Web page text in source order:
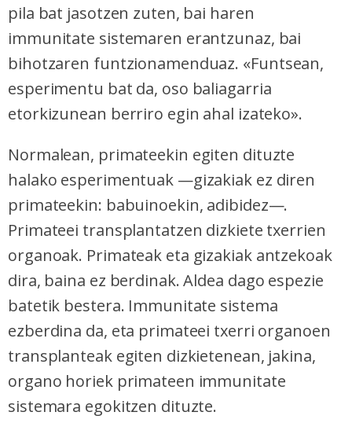
pila bat jasotzen zuten, bai haren
immunitate sistemaren erantzunaz, bai
bihotzaren funtzionamenduaz. «Funtsean,
esperimentu bat da, oso baliagarria
etorkizunean berriro egin ahal izateko».
Normalean, primateekin egiten dituzte
halako esperimentuak —gizakiak ez diren
primateekin: babuinoekin, adibidez—.
Primateei transplantatzen dizkiete txerrien
organoak. Primateak eta gizakiak antzekoak
dira, baina ez berdinak. Aldea dago espezie
batetik bestera. Immunitate sistema
ezberdina da, eta primateei txerri organoen
transplanteak egiten dizkietenean, jakina,
organo horiek primateen immunitate
sistemara egokitzen dituzte.